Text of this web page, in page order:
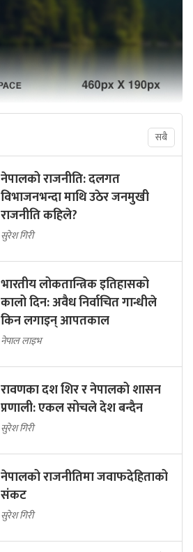
सबै
नेपालको राजनीति: दलगत
विभाजनभन्दा माथि उठेर जनमुखी
राजनीति कहिले?
सुरेश गिरी
भारतीय लोकतान्त्रिक इतिहासको
कालो दिन: अवैध निर्वाचित गान्धीले
किन लगाइन् आपतकाल
नेपाल लाइभ
रावणका दश शिर र नेपालको शासन
प्रणाली: एकल सोचले देश बन्दैन
सुरेश गिरी
नेपालको राजनीतिमा जवाफदेहिताको
संकट
सुरेश गिरी